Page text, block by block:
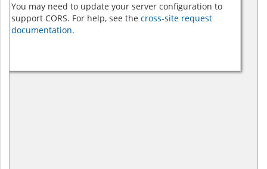
You may need to update your server configuration to
support CORS. For help, see the cross-site request
documentation.